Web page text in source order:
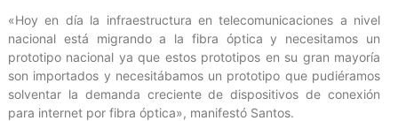
«Hoy en día la infraestructura en telecomunicaciones a nivel
nacional está migrando a la fibra óptica y necesitamos un
prototipo nacional ya que estos prototipos en su gran mayoría
son importados y necesitábamos un prototipo que pudiéramos
solventar la demanda creciente de dispositivos de conexión
para internet por fibra óptica», manifestó Santos.